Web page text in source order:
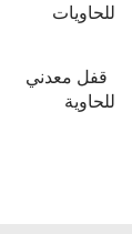
للحاويات
قفل معدني
للحاوية